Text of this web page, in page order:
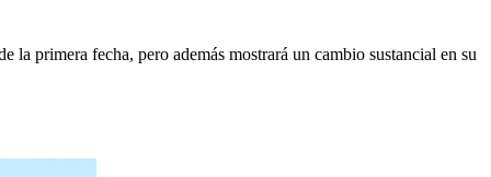
primera fecha, pero además mostrará un cambio sustancial en su